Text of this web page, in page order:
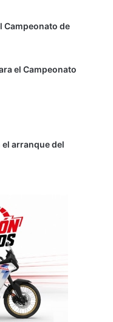
Campeonato de
el Campeonato
arranque del